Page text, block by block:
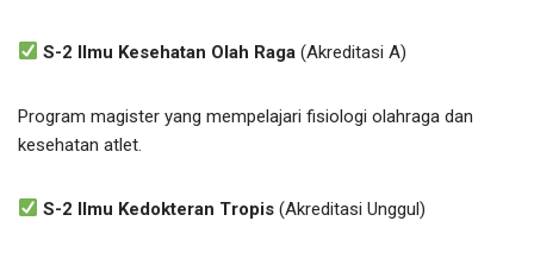
S-2 Ilmu Kesehatan Olah Raga (Akreditasi A)
Program magister yang mempelajari fisiologi olahraga dan
kesehatan atlet.
S-2 Ilmu Kedokteran Tropis (Akreditasi Unggul)